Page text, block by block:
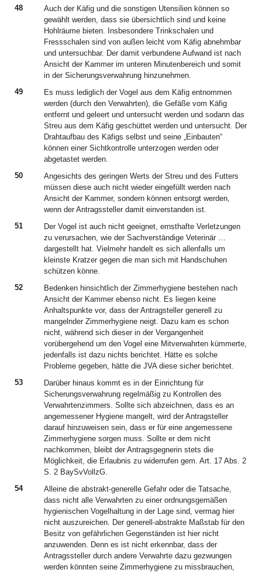
48
Auch der Käfig und die sonstigen Utensilien können so
gewählt werden, dass sie übersichtlich sind und keine
Hohlräume bieten. Insbesondere Trinkschalen und
Fressschalen sind von außen leicht vom Käfig abnehmbar
und untersuchbar. Der damit verbundene Aufwand ist nach
Ansicht der Kammer im unteren Minutenbereich und somit
in der Sicherungsverwahrung hinzunehmen.
49
Es muss lediglich der Vogel aus dem Käfig entnommen
werden (durch den Verwahrten), die Gefäße vom Käfig
entfernt und geleert und untersucht werden und sodann das
Streu aus dem Käfig geschüttet werden und untersucht. Der
Drahtaufbau des Käfigs selbst und seine „Einbauten“
können einer Sichtkontrolle unterzogen werden oder
abgetastet werden.
50
Angesichts des geringen Werts der Streu und des Futters
müssen diese auch nicht wieder eingefüllt werden nach
Ansicht der Kammer, sondern können entsorgt werden,
wenn der Antragssteller damit einverstanden ist.
51
Der Vogel ist auch nicht geeignet, ernsthafte Verletzungen
zu verursachen, wie der Sachverständige Veterinär …
dargestellt hat. Vielmehr handelt es sich allenfalls um
kleinste Kratzer gegen die man sich mit Handschuhen
schützen könne.
52
Bedenken hinsichtlich der Zimmerhygiene bestehen nach
Ansicht der Kammer ebenso nicht. Es liegen keine
Anhaltspunkte vor, dass der Antragsteller generell zu
mangelnder Zimmerhygiene neigt. Dazu kam es schon
nicht, während sich dieser in der Vergangenheit
vorübergehend um den Vogel eine Mitverwahrten kümmerte,
jedenfalls ist dazu nichts berichtet. Hätte es solche
Probleme gegeben, hätte die JVA diese sicher berichtet.
53
Darüber hinaus kommt es in der Einrichtung für
Sicherungsverwahrung regelmäßig zu Kontrollen des
Verwahrtenzimmers. Sollte sich abzeichnen, dass es an
angemessener Hygiene mangelt, wird der Antragsteller
darauf hinzuweisen sein, dass er für eine angemessene
Zimmerhygiene sorgen muss. Sollte er dem nicht
nachkommen, bleibt der Antragsgegnerin stets die
Möglichkeit, die Erlaubnis zu widerrufen gem. Art. 17 Abs. 2
S. 2 BaySvVollzG.
54
Alleine die abstrakt-generelle Gefahr oder die Tatsache,
dass nicht alle Verwahrten zu einer ordnungsgemäßen
hygienischen Vogelhaltung in der Lage sind, vermag hier
nicht auszureichen. Der generell-abstrakte Maßstab für den
Besitz von gefährlichen Gegenständen ist hier nicht
anzuwenden. Denn es ist nicht erkennbar, dass der
Antragssteller durch andere Verwahrte dazu gezwungen
werden könnten seine Zimmerhygiene zu missbrauchen,